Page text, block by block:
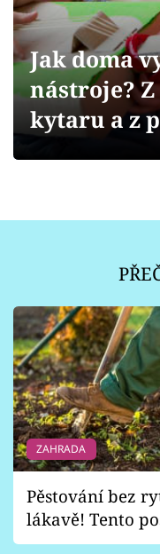
Přihlášení
Sledujte nás
Jak doma
nástroje?
kytaru a z
ZAHRADA
Pěstování bez
lákavě! Tento
vhodný jen pro